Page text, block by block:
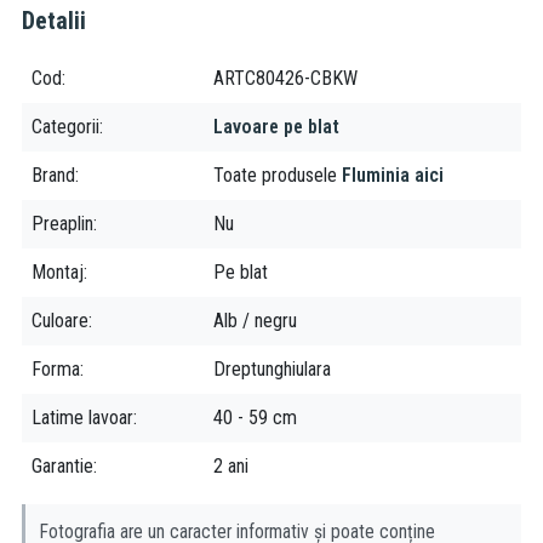
in cazul lavorelor pe blat, alimentarea cu apa se realizeaza fie
pentru ca montarea bateriei stative sa se poate efectua atat
tehnic cat si estetic, in momentul montarii pe blat trebuie asigurat
daca alegeti o baterie de perete, alegeti pipa bateriei in
Detalii
Cod ARTC80426-CBKW
Categorii Lavoare pe blat
Brand Toate produsele Fluminia aici
Preaplin Nu
Montaj Pe blat
Culoare Alb / negru
Forma Dreptunghiulara
Latime lavoar 40 - 59 cm
Garantie 2 ani
Fotografia are un caracter informativ și poate conține